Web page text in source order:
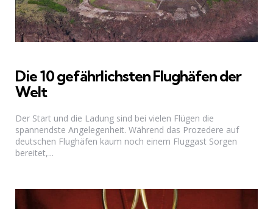
Die 10 gefährlichsten Flughäfen der
Welt
Der Start und die Ladung sind bei vielen Flügen die
spannendste Angelegenheit. Während das Prozedere auf
deutschen Flughäfen kaum noch einem Fluggast Sorgen
bereitet,...